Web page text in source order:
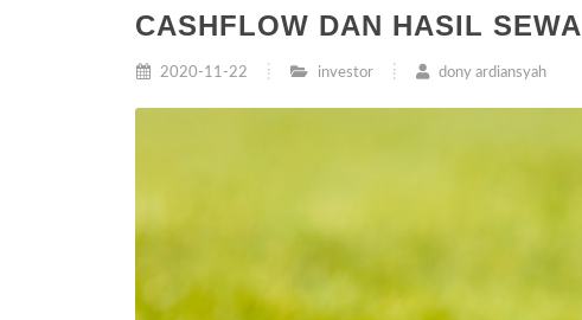
CASHFLOW DAN HASIL SEWA
2020-11-22 investor dony ardiansyah